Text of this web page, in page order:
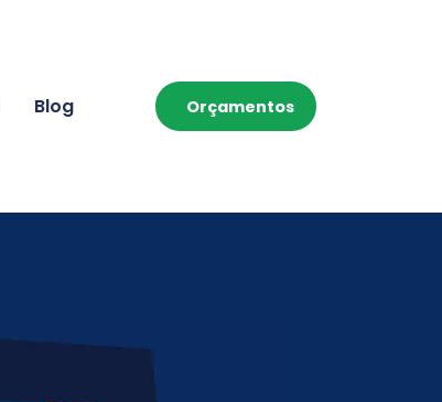
Blog Orçamentos